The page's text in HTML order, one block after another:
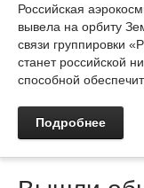
Российская
вывела на орбиту
связи группировки
станет российской
способной
Подробнее